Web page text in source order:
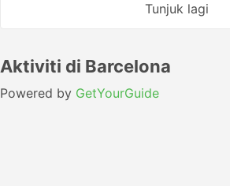
Tunjuk lagi
Aktiviti di Barcelona
Powered by GetYourGuide